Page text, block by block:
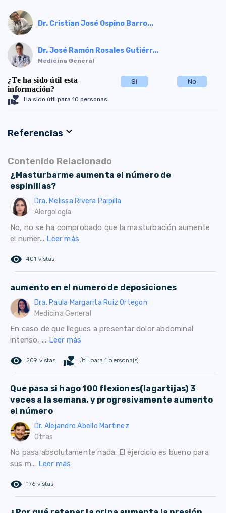
Dr. Cristian José Ospino Barro...
Dr. José Ramón Rosales Gutiérr...
Medicina General
¿Te ha sido útil esta
información?
Sí No
volunteer_activism Ha sido útil para 10 personas
Referencias expand_more
Contenido Relacionado
¿Masturbarme aumenta el número de
espinillas?
Dra. Melissa Rivera Paipilla
Alergología
No, no se ha comprobado que la masturbación aumente
el numer... Leer más
remove_red_eye 401 vistas
aumento en el numero de deposiciones
Dra. Paula Margarita Ruiz Ortegon
Medicina General
En caso de que llegues a presentar dolor abdominal
intenso, ... Leer más
remove_red_eye 209 vistas volunteer_activism Útil para 1 persona(s)
Que pasa si hago 100 flexiones(lagartijas) 3
veces a la semana, y progresivamente aumento
el número
Dr. Alejandro Abello Martinez
Otras
No pasa absolutamente nada. El ejercicio es bueno para
sus m... Leer más
remove_red_eye 176 vistas